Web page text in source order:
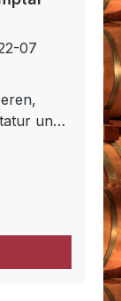
07
und
von
seidig
ohne